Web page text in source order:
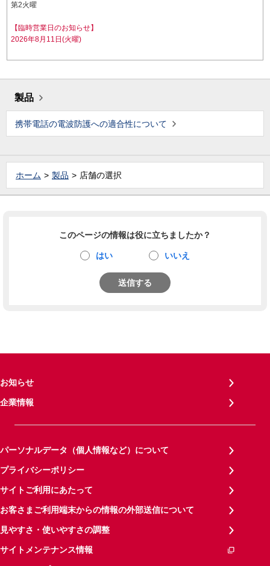
第2火曜
【臨時営業日のお知らせ】
2026年8月11日(火曜)
製品
携帯電話の電波防護への適合性について
ホーム 製品 店舗の選択
このページの情報は役に立ちましたか？
はい いいえ
送信する
お知らせ
企業情報
パーソナルデータ（個人情報など）について
プライバシーポリシー
サイトご利用にあたって
お客さまご利用端末からの情報の外部送信について
見やすさ・使いやすさの調整
サイトメンテナンス情報